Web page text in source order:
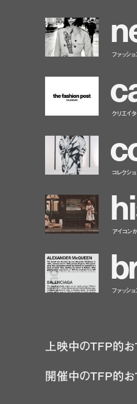
n
ファッシ
c
クリエイ
c
コレクシ
hi
アイコン
b
ファッシ
上映中のTFP的
開催中のTFP的